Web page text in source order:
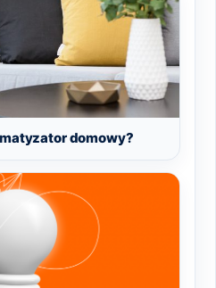
domowy?